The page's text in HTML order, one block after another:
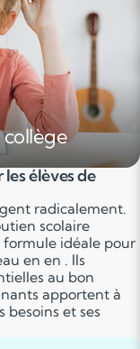
collège
élèves de
radicalement.
scolaire
idéale pour
en en . Ils
au bon
apportent à
besoins et ses